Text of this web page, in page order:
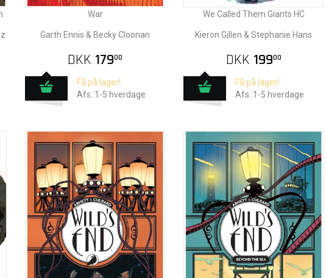
War
Garth Ennis & Becky Cloonan
DKK 17900
Få på lager!
Afs.:1-5 hverdage
We Called Them Giants HC
Kieron Gillen & Stephanie Hans
DKK 19900
Få på lager!
Afs.:1-5 hverdage